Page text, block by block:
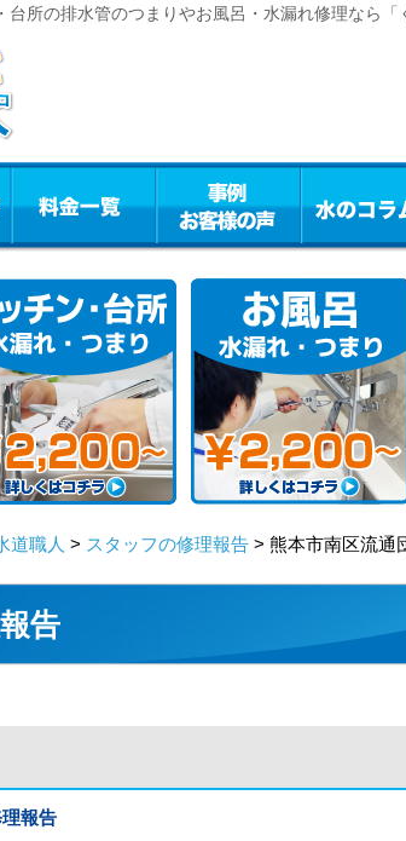
台所の排水管のつまりやお風呂・水漏れ修理なら
道職人 > スタッフの修理報告 > 熊本市南区流通
告
報告